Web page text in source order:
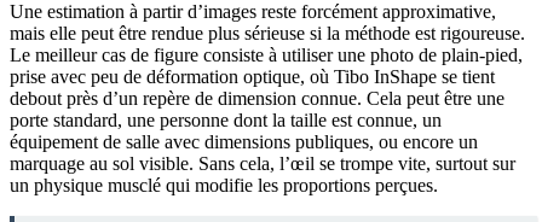
Une estimation à partir d’images reste forcément approximative,
mais elle peut être rendue plus sérieuse si la méthode est rigoureuse.
Le meilleur cas de figure consiste à utiliser une photo de plain-pied,
prise avec peu de déformation optique, où Tibo InShape se tient
debout près d’un repère de dimension connue. Cela peut être une
porte standard, une personne dont la taille est connue, un
équipement de salle avec dimensions publiques, ou encore un
marquage au sol visible. Sans cela, l’œil se trompe vite, surtout sur
un physique musclé qui modifie les proportions perçues.